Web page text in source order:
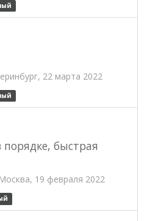
22 марта 2022
быстрая
19 февраля 2022